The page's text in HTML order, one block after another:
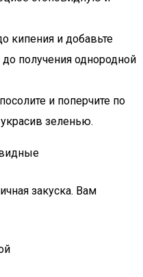
кипения и добавьте
получения однородной
и поперчите по
зеленью.
закуска. Вам